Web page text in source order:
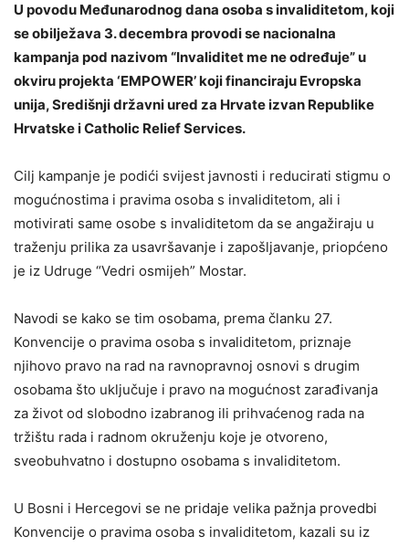
U povodu Međunarodnog dana osoba s invaliditetom, koji
se obilježava 3. decembra provodi se nacionalna
kampanja pod nazivom “Invaliditet me ne određuje” u
okviru projekta ‘EMPOWER’ koji financiraju Evropska
unija, Središnji državni ured za Hrvate izvan Republike
Hrvatske i Catholic Relief Services.
Cilj kampanje je podići svijest javnosti i reducirati stigmu o
mogućnostima i pravima osoba s invaliditetom, ali i
motivirati same osobe s invaliditetom da se angažiraju u
traženju prilika za usavršavanje i zapošljavanje, priopćeno
je iz Udruge “Vedri osmijeh” Mostar.
Navodi se kako se tim osobama, prema članku 27.
Konvencije o pravima osoba s invaliditetom, priznaje
njihovo pravo na rad na ravnopravnoj osnovi s drugim
osobama što uključuje i pravo na mogućnost zarađivanja
za život od slobodno izabranog ili prihvaćenog rada na
tržištu rada i radnom okruženju koje je otvoreno,
sveobuhvatno i dostupno osobama s invaliditetom.
U Bosni i Hercegovi se ne pridaje velika pažnja provedbi
Konvencije o pravima osoba s invaliditetom, kazali su iz